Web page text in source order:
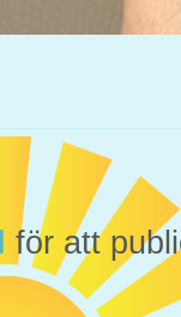
för att